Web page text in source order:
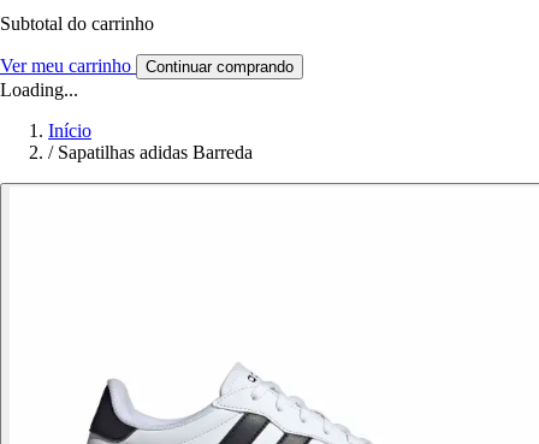
Subtotal do carrinho
Ver meu carrinho Continuar comprando
Loading...
Início
/ Sapatilhas adidas Barreda